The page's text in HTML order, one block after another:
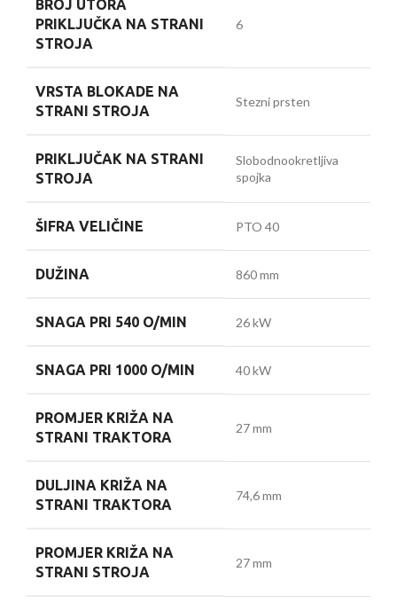
BROJ UTORA
PRIKLJUČKA NA STRANI
STROJA
6
VRSTA BLOKADE NA
STRANI STROJA
Stezni prsten
PRIKLJUČAK NA STRANI
STROJA
Slobodnookretljiva
spojka
ŠIFRA VELIČINE PTO 40
DUŽINA 860 mm
SNAGA PRI 540 O/MIN 26 kW
SNAGA PRI 1000 O/MIN 40 kW
PROMJER KRIŽA NA
STRANI TRAKTORA
27 mm
DULJINA KRIŽA NA
STRANI TRAKTORA
74,6 mm
PROMJER KRIŽA NA
STRANI STROJA
27 mm